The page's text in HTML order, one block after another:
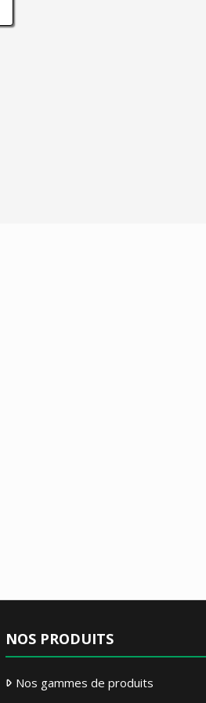
NOS PRODUITS
Nos gammes de produits